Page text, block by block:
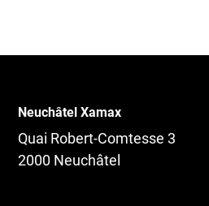
Neuchâtel Xamax
Quai Robert-Comtesse 3
2000 Neuchâtel